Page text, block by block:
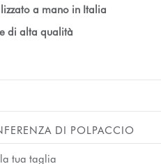
a mano in Italia
di alta qualità
DI POLPACCIO